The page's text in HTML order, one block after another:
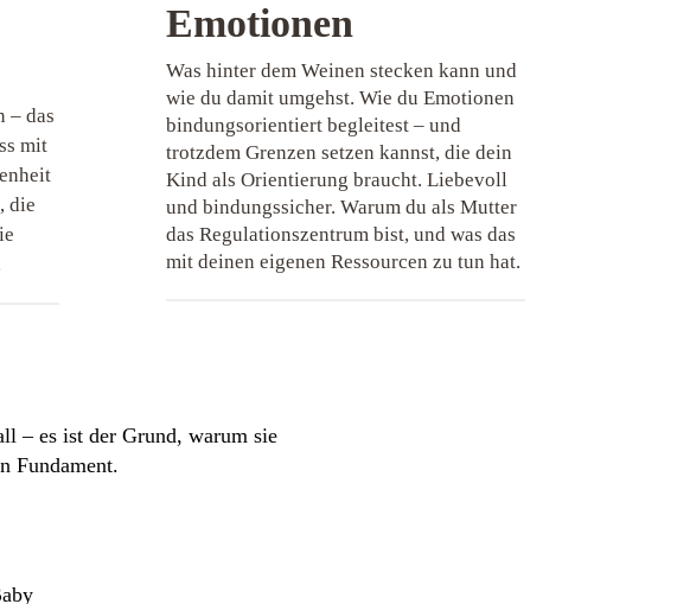
– das
mit
die
Emotionen
Was hinter dem Weinen stecken kann und
wie du damit umgehst. Wie du Emotionen
bindungsorientiert begleitest – und
trotzdem Grenzen setzen kannst, die dein
Kind als Orientierung braucht. Liebevoll
und bindungssicher. Warum du als Mutter
das Regulationszentrum bist, und was das
mit deinen eigenen Ressourcen zu tun hat.
– es ist der Grund, warum sie
Fundament.